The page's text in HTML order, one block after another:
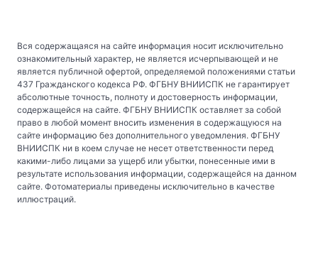
Вся содержащаяся на сайте информация носит исключительно
ознакомительный характер, не является исчерпывающей и не
является публичной офертой, определяемой положениями статьи
437 Гражданского кодекса РФ. ФГБНУ ВНИИСПК не гарантирует
абсолютные точность, полноту и достоверность информации,
содержащейся на сайте. ФГБНУ ВНИИСПК оставляет за собой
право в любой момент вносить изменения в содержащуюся на
сайте информацию без дополнительного уведомления. ФГБНУ
ВНИИСПК ни в коем случае не несет ответственности перед
какими-либо лицами за ущерб или убытки, понесенные ими в
результате использования информации, содержащейся на данном
сайте. Фотоматериалы приведены исключительно в качестве
иллюстраций.